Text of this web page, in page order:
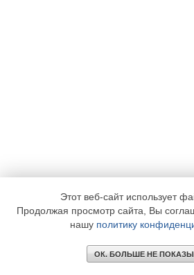
Этот веб-сайт использует
Продолжая просмотр сайта, Вы
нашу политику
ОК. БОЛЬШЕ НЕ